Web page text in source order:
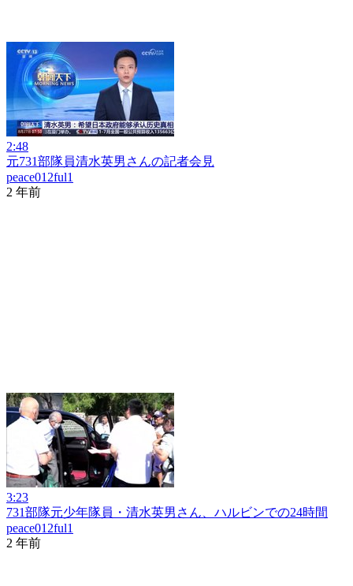
2:48
元731部隊員清水英男さんの記者会見
peace012ful1
2 年前
3:23
731部隊元少年隊員・清水英男さん、ハルビンでの24時間
peace012ful1
2 年前